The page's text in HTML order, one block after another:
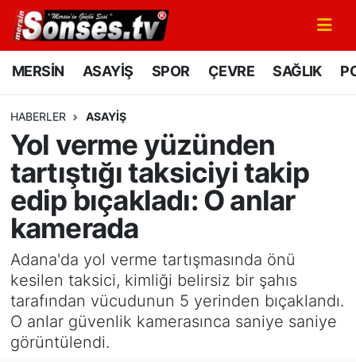
MERSİN ASAYİŞ SPOR ÇEVRE SAĞLIK
HABERLER ASAYİŞ
Yol verme yüzünden
tartıştığı taksiciyi takip
edip bıçakladı: O anlar
kamerada
Adana'da yol verme tartışmasında önü
kesilen taksici, kimliği belirsiz bir şahıs
tarafından vücudunun 5 yerinden bıçaklandı.
O anlar güvenlik kamerasınca saniye saniye
görüntülendi.
MERSİN
SPOR
GÜNÜN MANŞETİ
DÜNYA
KÜLTÜR - SANAT
MAGAZİN
SAĞLIK
Mersin Nöbetçi Eczaneler
Mersin Namaz Vakitleri
Mersin Trafik Yoğunluk Haritası
Süper Lig Puan Durumu ve Fikstür
Tüm Manşetler
Son Dakika Haberleri
Haber Arşivi